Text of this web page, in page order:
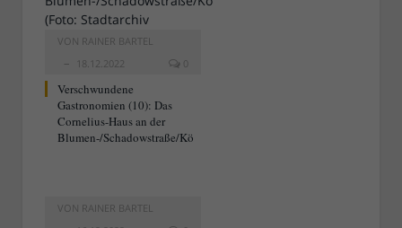
VON RAINER BARTEL
18.12.2022
0
Verschwundene
Gastronomien (10): Das
Cornelius-Haus an der
Blumen-/Schadowstraße/Kö
VON RAINER BARTEL